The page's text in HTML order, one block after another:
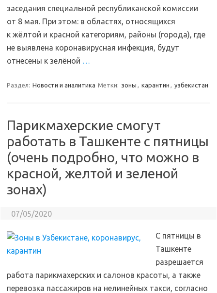
заседания специальной республиканской комиссии
от 8 мая. При этом: в областях, относящихся
к жёлтой и красной категориям, районы (города), где
не выявлена коронавирусная инфекция, будут
отнесены к зелёной …
Раздел: Новости и аналитика Метки: зоны , карантин , узбекистан
Парикмахерские смогут
работать в Ташкенте с пятницы
(очень подробно, что можно в
красной, желтой и зеленой
зонах)
07/05/2020
С пятницы в
Ташкенте
разрешается
работа парикмахерских и салонов красоты, а также
перевозка пассажиров на нелинейных такси, согласно